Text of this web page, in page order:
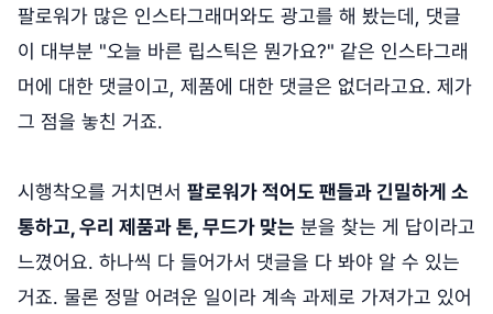
팔로워가 많은 인스타그래머와도 광고를 해 봤는데, 댓글
이 대부분 "오늘 바른 립스틱은 뭔가요?" 같은 인스타그래
머에 대한 댓글이고, 제품에 대한 댓글은 없더라고요. 제가
그 점을 놓친 거죠.
시행착오를 거치면서 팔로워가 적어도 팬들과 긴밀하게 소
통하고, 우리 제품과 톤, 무드가 맞는 분을 찾는 게 답이라고
느꼈어요. 하나씩 다 들어가서 댓글을 다 봐야 알 수 있는
거죠. 물론 정말 어려운 일이라 계속 과제로 가져가고 있어